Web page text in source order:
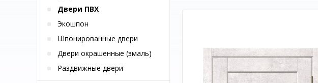
Двери ПВХ
Экошпон
Шпонированные двери
Двери окрашенные (эмаль)
Раздвижные двери